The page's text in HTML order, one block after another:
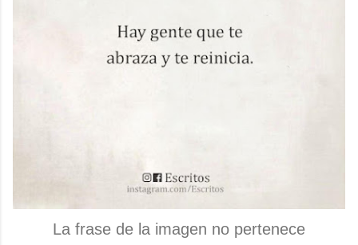
La frase de la imagen no pertenece